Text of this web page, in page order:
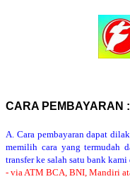
CARA PEMBAYARAN :
A. Cara pembayaran dapat
memilih cara yang termudah
transfer ke salah satu bank kami
- via ATM BCA, BNI, Mandiri